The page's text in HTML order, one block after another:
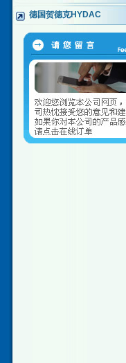
德国贺德克HYDAC